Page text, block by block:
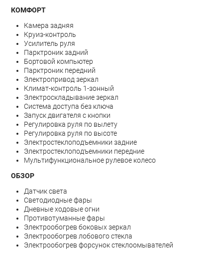
КОМФОРТ
Камера задняя
Круиз-контроль
Усилитель руля
Парктроник задний
Бортовой компьютер
Парктроник передний
Электропривод зеркал
Климат-контроль 1-зонный
Электроскладывание зеркал
Система доступа без ключа
Запуск двигателя с кнопки
Регулировка руля по вылету
Регулировка руля по высоте
Электростеклоподъемники задние
Электростеклоподъемники передние
Мультифункциональное рулевое колесо
ОБЗОР
Датчик света
Светодиодные фары
Дневные ходовые огни
Противотуманные фары
Электрообогрев боковых зеркал
Электрообогрев лобового стекла
Электрообогрев форсунок стеклоомывателей